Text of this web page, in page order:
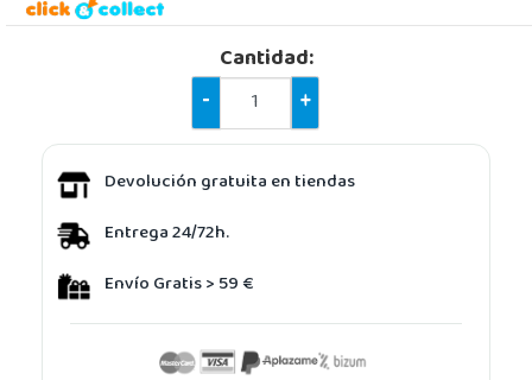
Cantidad:
-
+
Devolución gratuita en tiendas
Entrega 24/72h.
Envío Gratis > 59 €